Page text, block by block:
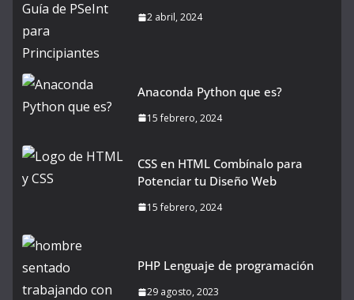
2 abril, 2024
Anaconda Python que es?
15 febrero, 2024
CSS en HTML Combínalo para
Potenciar tu Diseño Web
15 febrero, 2024
PHP Lenguaje de programación
29 agosto, 2023